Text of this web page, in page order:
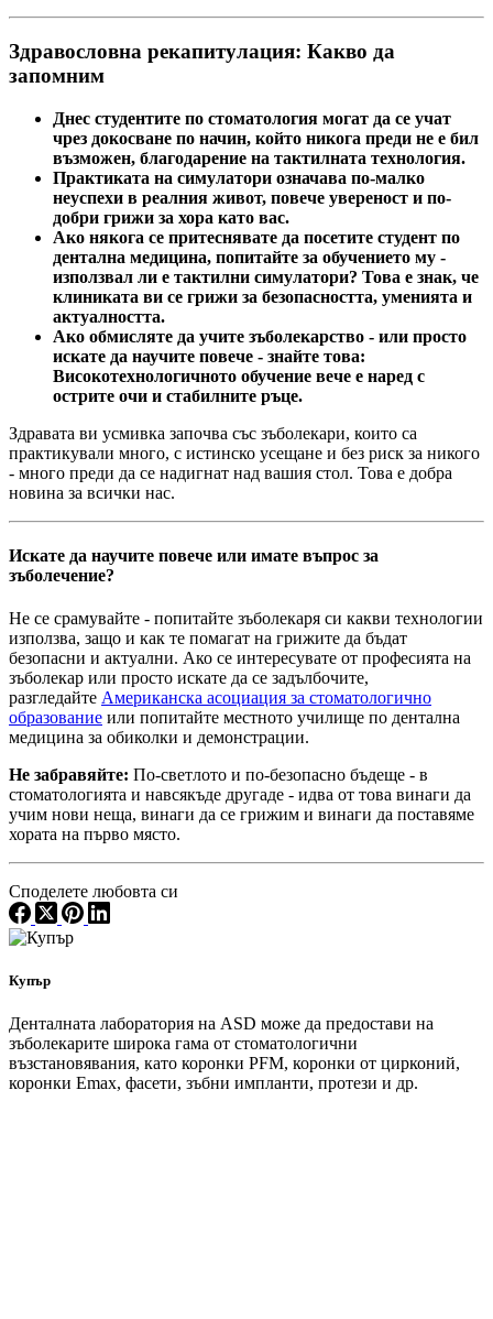
Здравословна рекапитулация: Какво да
запомним
Днес студентите по стоматология могат да се учат
чрез докосване по начин, който никога преди не е бил
възможен, благодарение на тактилната технология.
Практиката на симулатори означава по-малко
неуспехи в реалния живот, повече увереност и по-
добри грижи за хора като вас.
Ако някога се притеснявате да посетите студент по
дентална медицина, попитайте за обучението му -
използвал ли е тактилни симулатори? Това е знак, че
клиниката ви се грижи за безопасността, уменията и
актуалността.
Ако обмисляте да учите зъболекарство - или просто
искате да научите повече - знайте това:
Високотехнологичното обучение вече е наред с
острите очи и стабилните ръце.
Здравата ви усмивка започва със зъболекари, които са
практикували много, с истинско усещане и без риск за никого
- много преди да се надигнат над вашия стол. Това е добра
новина за всички нас.
Искате да научите повече или имате въпрос за
зъболечение?
Не се срамувайте - попитайте зъболекаря си какви технологии
използва, защо и как те помагат на грижите да бъдат
безопасни и актуални. Ако се интересувате от професията на
зъболекар или просто искате да се задълбочите,
разгледайте Американска асоциация за стоматологично
образование или попитайте местното училище по дентална
медицина за обиколки и демонстрации.
Не забравяйте: По-светлото и по-безопасно бъдеще - в
стоматологията и навсякъде другаде - идва от това винаги да
учим нови неща, винаги да се грижим и винаги да поставяме
хората на първо място.
Споделете любовта си
Купър
Денталната лаборатория на ASD може да предостави на
зъболекарите широка гама от стоматологични
възстановявания, като коронки PFM, коронки от цирконий,
коронки Emax, фасети, зъбни импланти, протези и др.